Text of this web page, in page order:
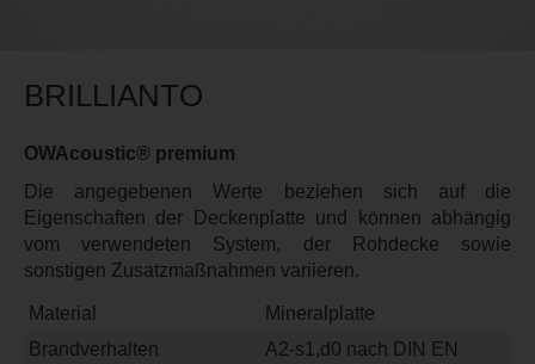
BRILLIANTO
OWAcoustic® premium
Die angegebenen Werte beziehen sich auf die
Eigenschaften der Deckenplatte und können abhängig
vom verwendeten System, der Rohdecke sowie
sonstigen Zusatzmaßnahmen variieren.
Material
Mineralplatte
Brandverhalten
A2-s1,d0 nach DIN EN